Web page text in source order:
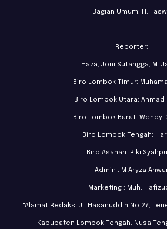
Bagian Umum: H.
Reporter:
Haza, Joni Sutangga, M.
Biro Lombok Timur:
Biro Lombok Utara: Ahmad
Biro Lombok Barat: Wendy
Biro Lombok Tengah:
Biro Asahan: Riki
Admin : M Aryza
Marketing : Muh.
"Alamat Redaksi:Jl. Hasanuddin No.27,
Kabupaten Lombok Tengah, Nusa